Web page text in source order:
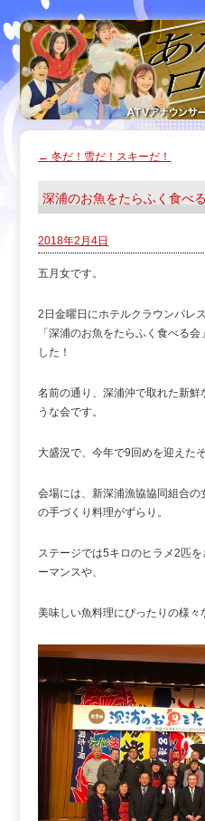
← 冬だ！雪だ！スキーだ！
深浦のお魚をたらふく食べる
2018年2月4日
五月女です。
2日金曜日にホテルクラウンパレ
「深浦のお魚をたらふく食べる
した！
名前の通り、深浦沖で取れた新
うな会です。
大盛況で、今年で9回めを迎えた
会場には、新深浦漁協協同組合
の手づくり料理がずらり。
ステージでは5キロのヒラメ2匹
ーマンスや、
美味しい魚料理にぴったりの様々